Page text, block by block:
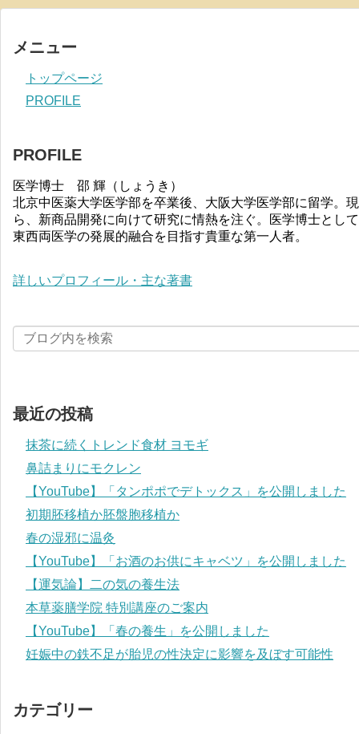
メニュー
トップページ
PROFILE
PROFILE
医学博士 邵 輝（しょうき）
北京中医薬大学医学部を卒業後、大阪大学医学部に留学。
ら、新商品開発に向けて研究に情熱を注ぐ。医学博士とし
東西両医学の発展的融合を目指す貴重な第一人者。
詳しいプロフィール・主な著書
最近の投稿
抹茶に続くトレンド食材 ヨモギ
鼻詰まりにモクレン
【YouTube】「タンポポでデトックス」を公開しました
初期胚移植か胚盤胞移植か
春の湿邪に温灸
【YouTube】「お酒のお供にキャベツ」を公開しました
【運気論】二の気の養生法
本草薬膳学院 特別講座のご案内
【YouTube】「春の養生」を公開しました
妊娠中の鉄不足が胎児の性決定に影響を及ぼす可能性
カテゴリー